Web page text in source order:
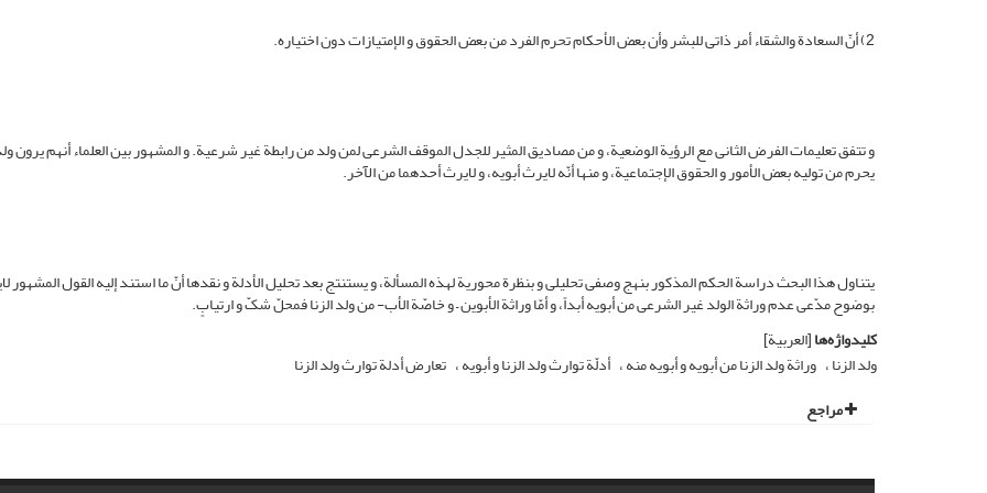
2) أنّ السعادة والشقاء أمر ذاتی للبشر وأن بعض الأحکام تحرم الفرد من بعض الحقوق و الإمتیازات دون اختیاره.
و تتفق تعلیمات الفرض الثانی مع الرؤیة الوضعیة، و من مصادیق المثیر للجدل الموقف الشرعی لمن ولد من رابطة غیر شرعیة. و المشهور بین العلماء أنهم یرون
یحرم من تولیه بعض الأمور و الحقوق الإجتماعیة، و منها أنّه لایرث أبویه، و لایرث أحدهما من الآخر.
یتناول هذا البحث دراسة الحکم المذکور بنهج وصفی تحلیلی و بنظرة محوریة لهذه المسألة، و یستنتج بعد تحلیل الأدلة و نقدها أنّ ما استند إلیه القول المشهور
بوضوح مدّعی عدم وراثة الولد غیر الشرعی من أبویه أبداً، و أمّا وراثة الأبوین – و خاصّة الأب- من ولد الزنا فمحلّ شکّ و ارتیابٍ.
کلیدواژه‌ها[العربیة]
ولد الزنا وراثة ولد الزنا من أبویه و أبویه منه أدلّة توارث ولد الزنا و أبویه تعارض أدلة توارث ولد الزنا
مراجع